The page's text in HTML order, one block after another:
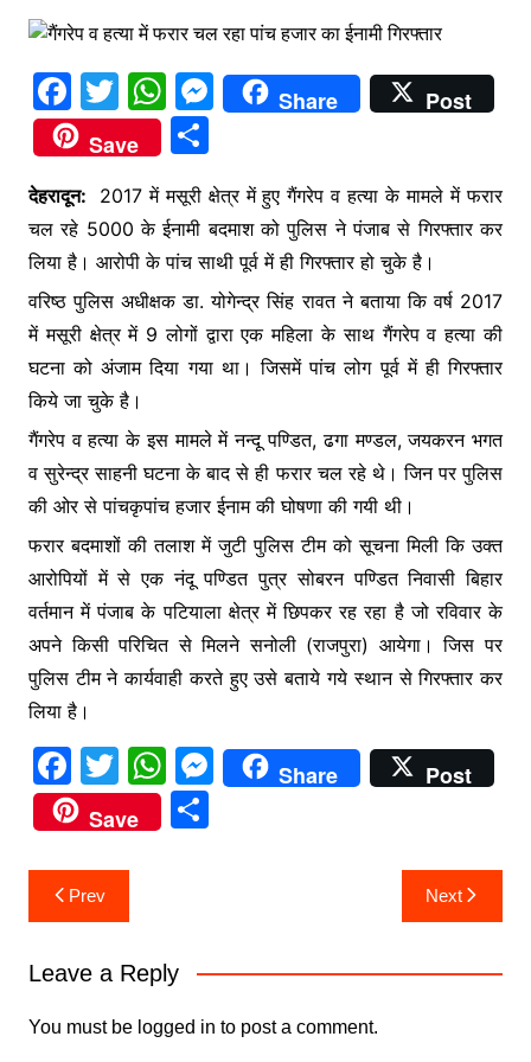
F
a
c
e
b
o
o
k
T
w
itt
er
W
h
at
s
A
p
p
M
e
s
e
n
g
er
Share
Post
Save
S
h
ar
e
देहरादून:
2017 में मसूरी क्षेत्र में हुए गैंगरेप व हत्या के मामले में फरार
चल रहे 5000 के ईनामी बदमाश को पुलिस ने पंजाब से गिरफ्तार कर
लिया है। आरोपी के पांच साथी पूर्व में ही गिरफ्तार हो चुके है।
वरिष्ठ पुलिस अधीक्षक डा. योगेन्द्र सिंह रावत ने बताया कि वर्ष 2017
में मसूरी क्षेत्र में 9 लोगों द्वारा एक महिला के साथ गैंगरेप व हत्या की
घटना को अंजाम दिया गया था। जिसमें पांच लोग पूर्व में ही गिरफ्तार
किये जा चुके है।
गैंगरेप व हत्या के इस मामले में नन्दू पण्डित, ढगा मण्डल, जयकरन भगत
व सुरेन्द्र साहनी घटना के बाद से ही फरार चल रहे थे। जिन पर पुलिस
की ओर से पांचकृपांच हजार ईनाम की घोषणा की गयी थी।
फरार बदमाशों की तलाश में जुटी पुलिस टीम को सूचना मिली कि उक्त
आरोपियों में से एक नंदू पण्डित पुत्र सोबरन पण्डित निवासी बिहार
वर्तमान में पंजाब के पटियाला क्षेत्र में छिपकर रह रहा है जो रविवार के
अपने किसी परिचित से मिलने सनोली (राजपुरा) आयेगा। जिस पर
पुलिस टीम ने कार्यवाही करते हुए उसे बताये गये स्थान से गिरफ्तार कर
लिया है।
F
a
c
e
b
o
k
T
w
itt
er
W
h
at
p
p
M
e
er
Share
Post
Save
S
Post
navigation
Prev Next
Leave a Reply
You must be logged in to post a comment.